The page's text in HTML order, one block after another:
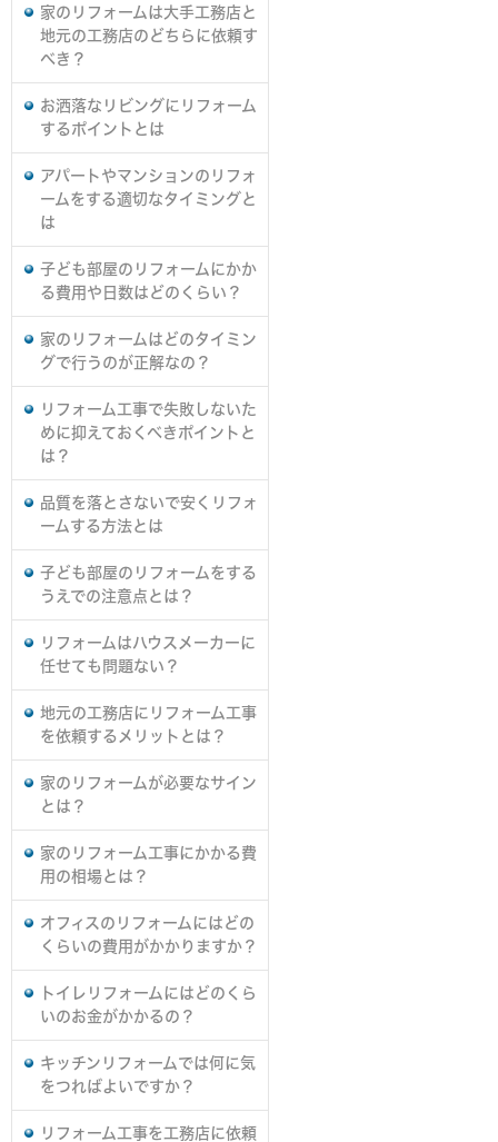
家のリフォームは大手工務店と
地元の工務店のどちらに依頼す
べき？
お洒落なリビングにリフォーム
するポイントとは
アパートやマンションのリフォ
ームをする適切なタイミングと
は
子ども部屋のリフォームにかか
る費用や日数はどのくらい？
家のリフォームはどのタイミン
グで行うのが正解なの？
リフォーム工事で失敗しないた
めに抑えておくべきポイントと
は？
品質を落とさないで安くリフォ
ームする方法とは
子ども部屋のリフォームをする
うえでの注意点とは？
リフォームはハウスメーカーに
任せても問題ない？
地元の工務店にリフォーム工事
を依頼するメリットとは？
家のリフォームが必要なサイン
とは？
家のリフォーム工事にかかる費
用の相場とは？
オフィスのリフォームにはどの
くらいの費用がかかりますか？
トイレリフォームにはどのくら
いのお金がかかるの？
キッチンリフォームでは何に気
をつればよいですか？
リフォーム工事を工務店に依頼